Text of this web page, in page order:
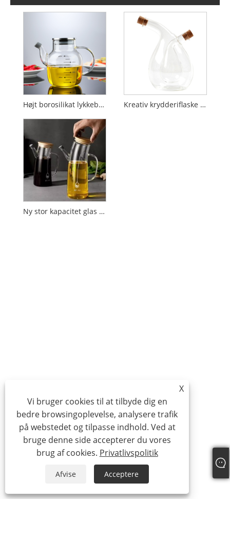
Højt borosilikat lykkebringende glasolieflaske Kreativ krydderiflaske med stor kapacitet til hjemmekøkken
Ny stor kapacitet glas olie pot krydderi flaske
X
Vi bruger cookies til at tilbyde dig en
bedre browsingoplevelse, analysere trafik
på webstedet og tilpasse indhold. Ved at
bruge denne side accepterer du vores
brug af cookies. Privatlivspolitik
Afvise Acceptere